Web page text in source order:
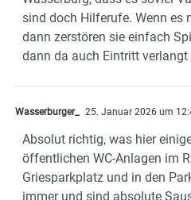
sind doch Hilferufe. Wenn es
dann zerstören sie einfach
dann da auch Eintritt verlangt
Wasserburger_ 25. Januar 2026 um
Absolut richtig, was hier
öffentlichen WC-Anlagen im
Griesparkplatz und in den
immer und sind absolute